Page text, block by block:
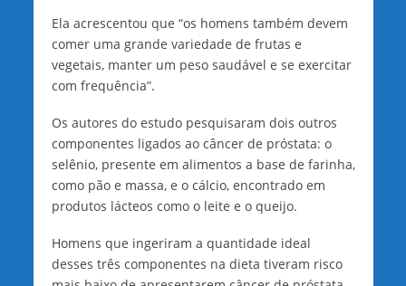
Ela acrescentou que “os homens também devem
comer uma grande variedade de frutas e
vegetais, manter um peso saudável e se exercitar
com frequência”.
Os autores do estudo pesquisaram dois outros
componentes ligados ao câncer de próstata: o
selênio, presente em alimentos a base de farinha,
como pão e massa, e o cálcio, encontrado em
produtos lácteos como o leite e o queijo.
Homens que ingeriram a quantidade ideal
desses três componentes na dieta tiveram risco